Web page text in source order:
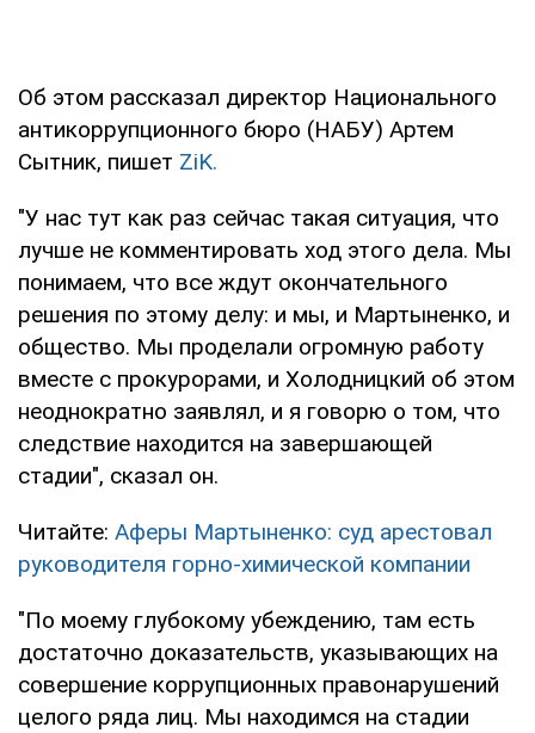
Об этом рассказал директор Национального
антикоррупционного бюро (НАБУ) Артем
Сытник, пишет ZiK.
"У нас тут как раз сейчас такая ситуация, что
лучше не комментировать ход этого дела. Мы
понимаем, что все ждут окончательного
решения по этому делу: и мы, и Мартыненко, и
общество. Мы проделали огромную работу
вместе с прокурорами, и Холодницкий об этом
неоднократно заявлял, и я говорю о том, что
следствие находится на завершающей
стадии", сказал он.
Читайте: Аферы Мартыненко: суд арестовал
руководителя горно-химической компании
"По моему глубокому убеждению, там есть
достаточно доказательств, указывающих на
совершение коррупционных правонарушений
целого ряда лиц. Мы находимся на стадии